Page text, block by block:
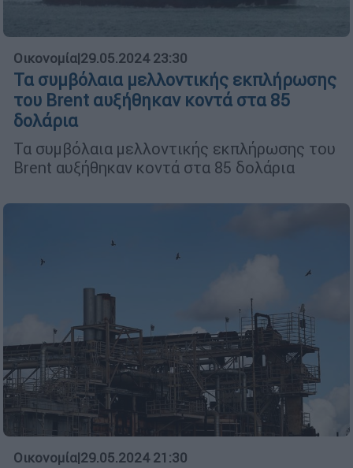
Οικονομία|29.05.2024 23:30
Τα συμβόλαια μελλοντικής εκπλήρωσης
του Brent αυξήθηκαν κοντά στα 85
δολάρια
Τα συμβόλαια μελλοντικής εκπλήρωσης του
Brent αυξήθηκαν κοντά στα 85 δολάρια
Οικονομία|29.05.2024 21:30